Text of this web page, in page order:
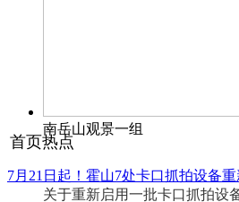
南岳山观景一组
首页热点
7月21日起！霍山7处卡口抓拍设备重
关于重新启用一批卡口抓拍设